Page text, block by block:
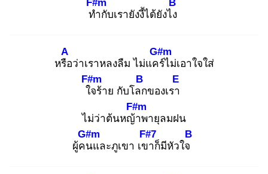
ทำ
F#m
กับเรายังงี้ได้ยังไง
B
หรือ
A
ว่าเราหลงลืม ไม่แคร์
G#m
ไม่เอาใจใส่
ใจ
F#m
ร้าย กับโลก
B
ของเรา
E
ไม่ว่าต้นหญ้า
F#m
พายุลมฝน
ผู้คน
G#m
และภูเขา เขา
F#7
ก็มีหัวใจ
B